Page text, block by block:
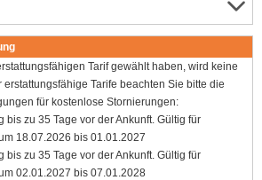
Tarif gewählt haben, wird keine
erstattungsfähige Tarife beachten Sie bitte die
für kostenlose Stornierungen:
bis zu 35 Tage vor der Ankunft. Gültig für
18.07.2026 bis 01.01.2027
bis zu 35 Tage vor der Ankunft. Gültig für
02.01.2027 bis 07.01.2028